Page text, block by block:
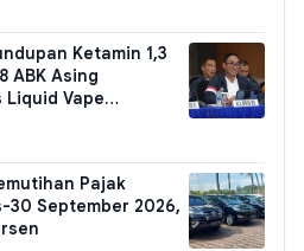
Ketamin 1,3
ABK Asing
Liquid Vape
Pajak
30 September 2026,